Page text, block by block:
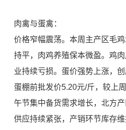
肉禽与蛋禽：
价格窄幅震荡。本周主产区毛
持平，肉鸡养殖保本微盈。鸡
业持续亏损。蛋价强势上涨，
蛋棚前批发价5.20元/斤，较上
午节集中备货需求增长，北方
供应持续紧张，产销环节库存维